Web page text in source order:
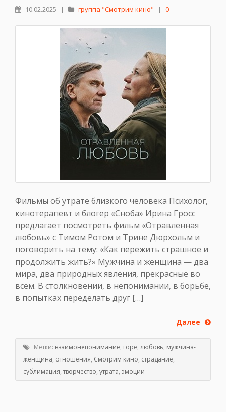
10.02.2025 | группа "Смотрим кино" | 0
Фильмы об утрате близкого человека Психолог,
кинотерапевт и блогер «Сноба» Ирина Гросс
предлагает посмотреть фильм «Отравленная
любовь» с Тимом Ротом и Трине Дюрхольм и
поговорить на тему: «Как пережить страшное и
продолжить жить?» Мужчина и женщина — два
мира, два природных явления, прекрасные во
всем. В столкновении, в непонимании, в борьбе,
в попытках переделать друг […]
Далее
Метки: взаимонепонимание, горе, любовь, мужчина-
женщина, отношения, Смотрим кино, страдание,
сублимация,творчество, утрата, эмоции